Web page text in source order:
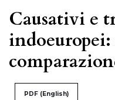
Causativi e
PDF (English)